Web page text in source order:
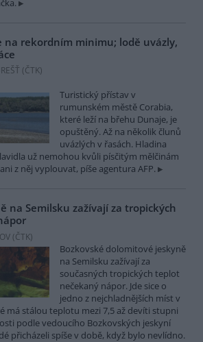
na rekordním minimu; lodě uvázly,
(ČTK)
Turistický přístav v
rumunském městě Corabia,
které leží na břehu Dunaje, je
opuštěný. Až na několik člunů
uvázlých v řasách. Hladina
už nemohou kvůli písčitým mělčinám
z něj vyplouvat, píše agentura AFP.
na Semilsku zažívají za tropických
(ČTK)
Bozkovské dolomitové jeskyně
na Semilsku zažívají za
současných tropických teplot
nečekaný nápor. Jde sice o
jedno z nejchladnějších míst v
má stálou teplotu mezi 7,5 až devíti stupni
podle vedoucího Bozkovských jeskyní
přicházeli spíše v době, když bylo nevlídno.